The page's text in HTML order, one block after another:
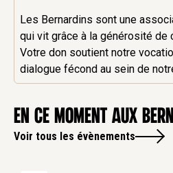
Les Bernardins sont une
qui vit grâce à la générosité de
Votre don soutient notre
dialogue fécond au sein de
en ce moment aux
Voir tous les évènements